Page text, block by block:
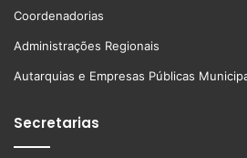
Coordenadorias
Administrações Regionais
Autarquias e Empresas Públicas
Secretarias